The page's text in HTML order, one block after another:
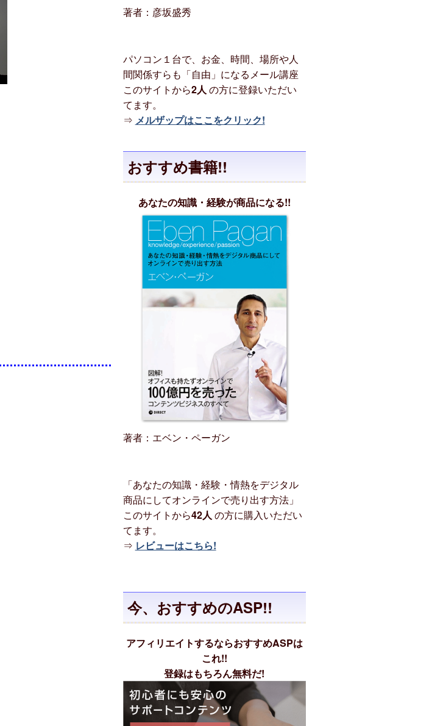
著者：彦坂盛秀
パソコン１台で、お金、時間、場所や人
間関係すらも「自由」になるメール講座
このサイトから2人 の方に登録いただい
てます。
⇒ メルザップはここをクリック!
おすすめ書籍!!
あなたの知識・経験が商品になる!!
著者：エベン・ペーガン
「あなたの知識・経験・情熱をデジタル
商品にしてオンラインで売り出す方法」
このサイトから42人 の方に購入いただい
てます。
⇒ レビューはこちら!
今、おすすめのASP!!
アフィリエイトするならおすすめASPは
これ!!
登録はもちろん無料だ!